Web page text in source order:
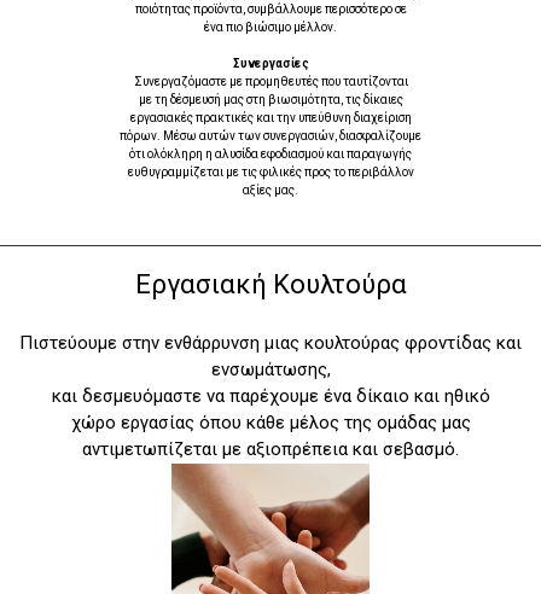
ποιότητας προϊόντα, συμβάλλουμε περισσότερο σε
ένα πιο βιώσιμο μέλλον.
Συνεργασίες
Συνεργαζόμαστε με προμηθευτές που ταυτίζονται
με τη δέσμευσή μας στη βιωσιμότητα, τις δίκαιες
εργασιακές πρακτικές και την υπεύθυνη διαχείριση
πόρων. Μέσω αυτών των συνεργασιών, διασφαλίζουμε
ότι ολόκληρη η αλυσίδα εφοδιασμού και παραγωγής
ευθυγραμμίζεται με τις φιλικές προς το περιβάλλον
αξίες μας.
Εργασιακή Κουλτούρα
Πιστεύουμε στην ενθάρρυνση μιας κουλτούρας φροντίδας και
ενσωμάτωσης,
και δεσμευόμαστε να παρέχουμε ένα δίκαιο και ηθικό
χώρο εργασίας όπου κάθε μέλος της ομάδας μας
αντιμετωπίζεται με αξιοπρέπεια και σεβασμό.